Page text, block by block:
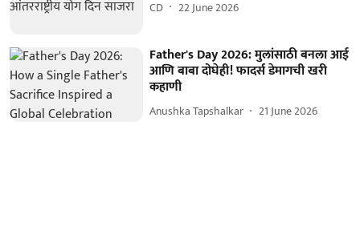
CD 22 June 2026
Father's Day 2026: मुलांसाठी बनला आई
आणि बाबा दोघेही! फादर्स डेमागची खरी
कहाणी
Anushka Tapshalkar 21 June 2026